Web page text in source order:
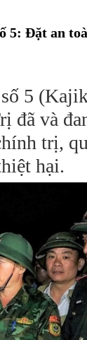
5: Đặt an
5
đã và
trị,
hại.